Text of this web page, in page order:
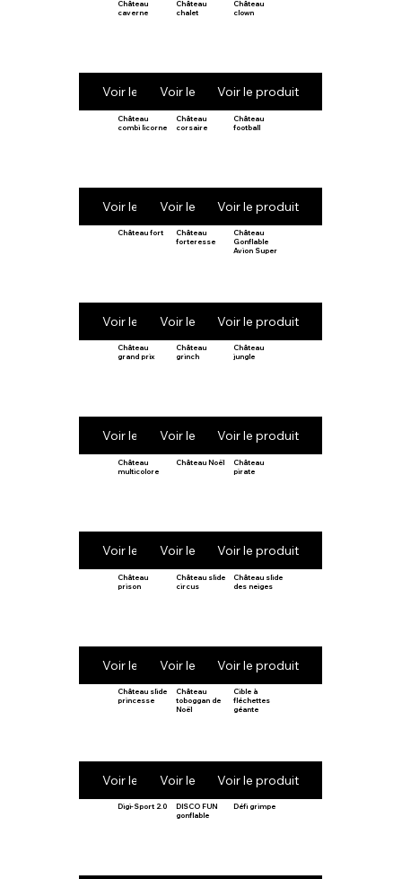
Château
caverne
Voir le produit
Château
chalet
Voir le produit
Château
clown
Voir le produit
Château
combi licorne
Voir le produit
Château
corsaire
Voir le produit
Château
football
Voir le produit
Château fort
Voir le produit
Château
forteresse
Voir le produit
Château
Gonflable
Avion Super
Voir le produit
Château
grand prix
Voir le produit
Château
grinch
Voir le produit
Château
jungle
Voir le produit
Château
multicolore
Voir le produit
Château Noël
Voir le produit
Château
pirate
Voir le produit
Château
prison
Voir le produit
Château slide
circus
Voir le produit
Château slide
des neiges
Voir le produit
Château slide
princesse
Voir le produit
Château
toboggan de
Noël
Voir le produit
Cible à
fléchettes
géante
Voir le produit
Digi-Sport 2.0
DISCO FUN
gonflable
Défi grimpe